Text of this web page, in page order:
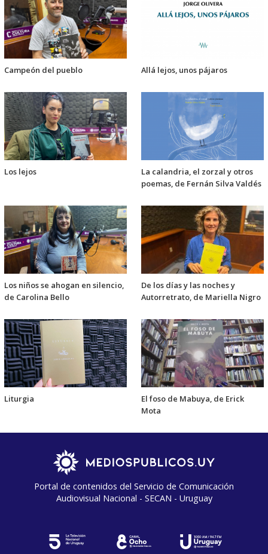
Campeón del pueblo Allá lejos, unos pájaros
Los lejos
La calandria, el zorzal y otros
poemas, de Fernán Silva Valdés
Los niños se ahogan en silencio,
de Carolina Bello
De los días y las noches y
Autorretrato, de Mariella Nigro
Liturgia
El foso de Mabuya, de Erick
Mota
Portal de contenidos del Servicio de Comunicación
Audiovisual Nacional - SECAN - Uruguay